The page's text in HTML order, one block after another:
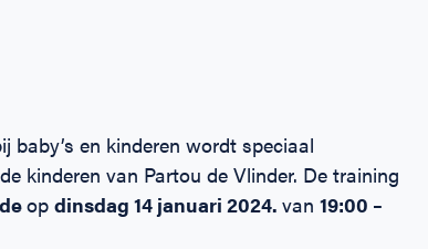
baby’s en kinderen wordt speciaal
kinderen van Partou de Vlinder. De training
op dinsdag 14 januari 2024. van 19:00 –